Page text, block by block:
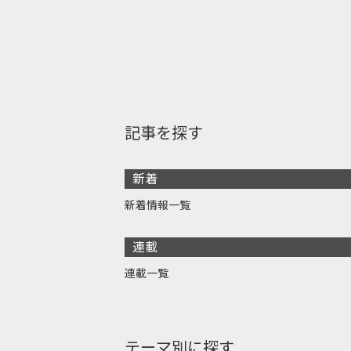
記事を探す
新着
新着情報一覧
連載
連載一覧